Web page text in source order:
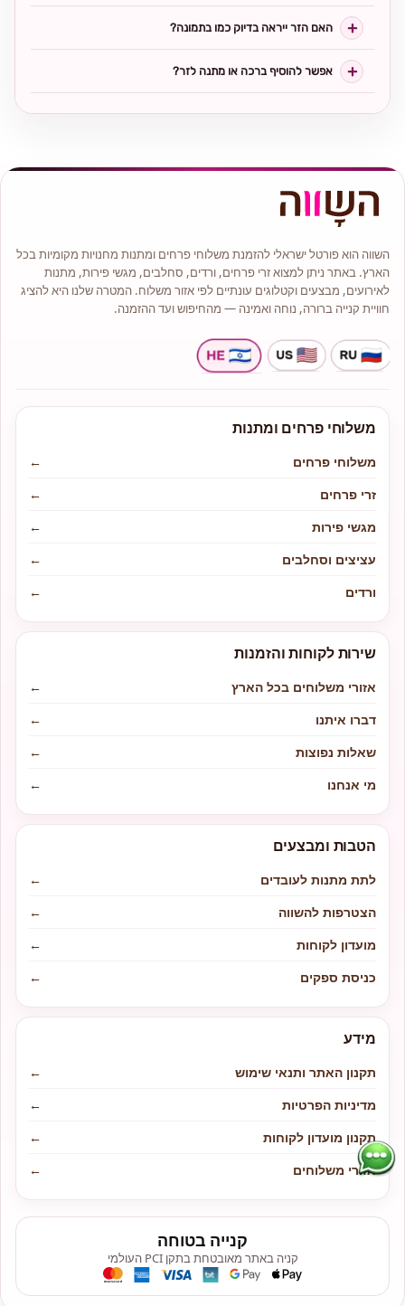
האם הזר ייראה בדיוק כמו בתמונה?
אפשר להוסיף ברכה או מתנה לזר?
השווה הוא פורטל ישראלי להזמנת משלוחי פרחים ומתנות מחנויות מקומיות בכל
הארץ. באתר ניתן למצוא זרי פרחים, ורדים, סחלבים, מגשי פירות, מתנות
לאירועים, מבצעים וקטלוגים עונתיים לפי אזור משלוח. המטרה שלנו היא להציג
חוויית קנייה ברורה, נוחה ואמינה — מהחיפוש ועד ההזמנה.
משלוחי פרחים ומתנות
משלוחי פרחים
←
זרי פרחים
←
מגשי פירות
←
עציצים וסחלבים
←
ורדים
←
שירות לקוחות והזמנות
אזורי משלוחים בכל הארץ
←
דברו איתנו
←
שאלות נפוצות
←
מי אנחנו
←
הטבות ומבצעים
לתת מתנות לעובדים
←
הצטרפות להשווה
←
מועדון לקוחות
←
כניסת ספקים
←
מידע
תקנון האתר ותנאי שימוש
←
מדיניות הפרטיות
←
תקנון מועדון לקוחות
←
אזורי משלוחים
←
קנייה בטוחה
קניה באתר מאובטחת בתקן PCI העולמי